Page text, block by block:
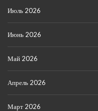
Июль 2026
Июнь 2026
Май 2026
Апрель 2026
Март 2026